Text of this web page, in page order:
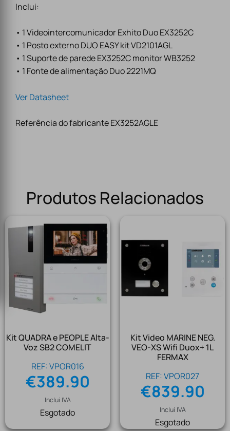
Inclui:
• 1 Videointercomunicador Exhito Duo EX3252C
• 1 Posto externo DUO EASY kit VD2101AGL
• 1 Suporte de parede EX3252C monitor WB3252
• 1 Fonte de alimentação Duo 2221MQ
Ver Datasheet
Referência do fabricante EX3252AGLE
Produtos Relacionados
Kit QUADRA e PEOPLE Alta-
Voz SB2 COMELIT
REF: VPOR016
€389.90
Inclui IVA
Esgotado
Kit Video MARINE NEG.
VEO-XS Wifi Duox+ 1L
FERMAX
REF: VPOR027
€839.90
Inclui IVA
Esgotado